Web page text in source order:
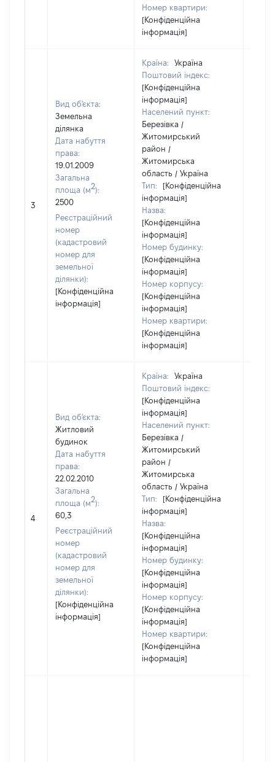
Номер квартири:
[Конфіденційна
інформація]
3
Вид об'єкта:
Земельна
ділянка
Дата набуття
права:
19.01.2009
Загальна
площа (м2):
2500
Реєстраційний
номер
(кадастровий
номер для
земельної
ділянки):
[Конфіденційна
інформація]
Країна:
Україна
Поштовий індекс:
[Конфіденційна
інформація]
Населений пункт:
Березівка /
Житомирський
район /
Житомирська
область / Україна
Тип:
[Конфіденційна
інформація]
Назва:
[Конфіденційна
інформація]
Номер будинку:
[Конфіденційна
інформація]
Номер корпусу:
[Конфіденційна
інформація]
Номер квартири:
[Конфіденційна
інформація]
4
Вид об'єкта:
Житловий
будинок
Дата набуття
права:
22.02.2010
Загальна
площа (м2):
60,3
Реєстраційний
номер
(кадастровий
номер для
земельної
ділянки):
[Конфіденційна
інформація]
Країна:
Україна
Поштовий індекс:
[Конфіденційна
інформація]
Населений пункт:
Березівка /
Житомирський
район /
Житомирська
область / Україна
Тип:
[Конфіденційна
інформація]
Назва:
[Конфіденційна
інформація]
Номер будинку:
[Конфіденційна
інформація]
Номер корпусу:
[Конфіденційна
інформація]
Номер квартири:
[Конфіденційна
інформація]